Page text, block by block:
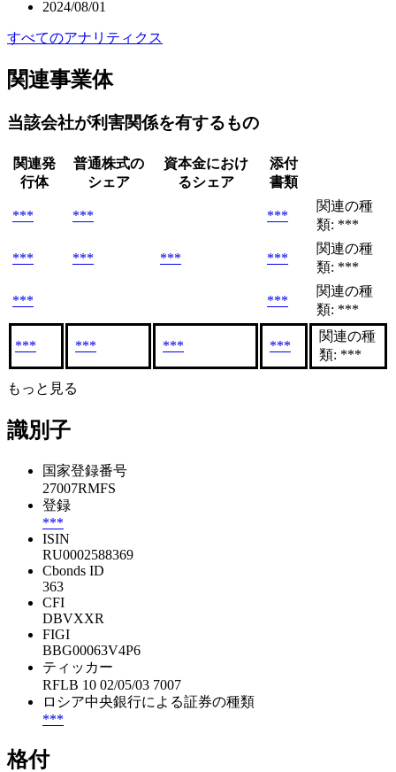
2024/08/01
すべてのアナリティクス
関連事業体
当該会社が利害関係を有するもの
関連発
行体
普通株式の
シェア
資本金におけ
るシェア
添付
書類
*** *** ***
関連の種
類: ***
*** *** *** ***
関連の種
類: ***
*** ***
関連の種
類: ***
*** *** *** ***
関連の種
類: ***
もっと見る
識別子
国家登録番号
27007RMFS
登録
***
ISIN
RU0002588369
Cbonds ID
363
CFI
DBVXXR
FIGI
BBG00063V4P6
ティッカー
RFLB 10 02/05/03 7007
ロシア中央銀行による証券の種類
***
格付